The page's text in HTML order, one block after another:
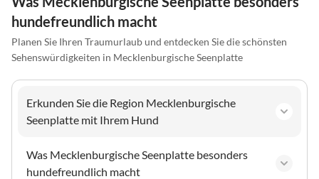
hundefreundlich macht
Planen Sie Ihren Traumurlaub und entdecken Sie die schönsten
Sehenswürdigkeiten in Mecklenburgische Seenplatte
Erkunden Sie die Region Mecklenburgische
Seenplatte mit Ihrem Hund
Was Mecklenburgische Seenplatte besonders
hundefreundlich macht